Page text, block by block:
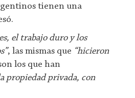
tienen una
el trabajo duro y los
, las mismas que “hicieron
los que han
propiedad privada, con